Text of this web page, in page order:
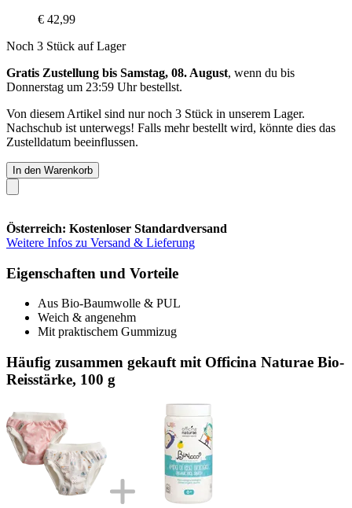
€ 42,99
Noch 3 Stück auf Lager
Gratis Zustellung bis Samstag, 08. August, wenn du bis
Donnerstag um 23:59 Uhrbestellst.
Von diesem Artikel sind nur noch 3 Stück in unserem Lager.
Nachschub ist unterwegs! Falls mehr bestellt wird, könnte dies das
Zustelldatum beeinflussen.
In den Warenkorb
Österreich: Kostenloser Standardversand
Weitere Infos zu Versand & Lieferung
Eigenschaften und Vorteile
Aus Bio-Baumwolle & PUL
Weich & angenehm
Mit praktischem Gummizug
Häufig zusammen gekauft mit Officina Naturae Bio-
Reisstärke, 100 g